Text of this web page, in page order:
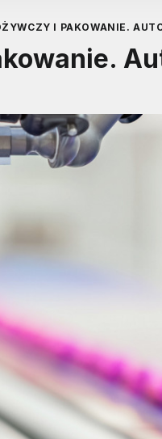
I PAKOWANIE.